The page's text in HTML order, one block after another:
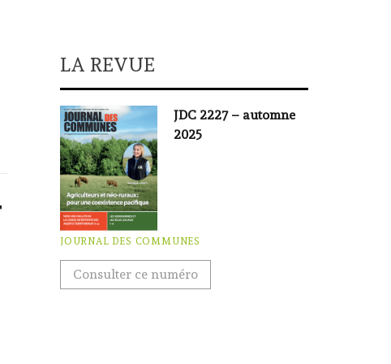
LA REVUE
JDC 2227 – automne
2025
JOURNAL DES COMMUNES
Consulter ce numéro